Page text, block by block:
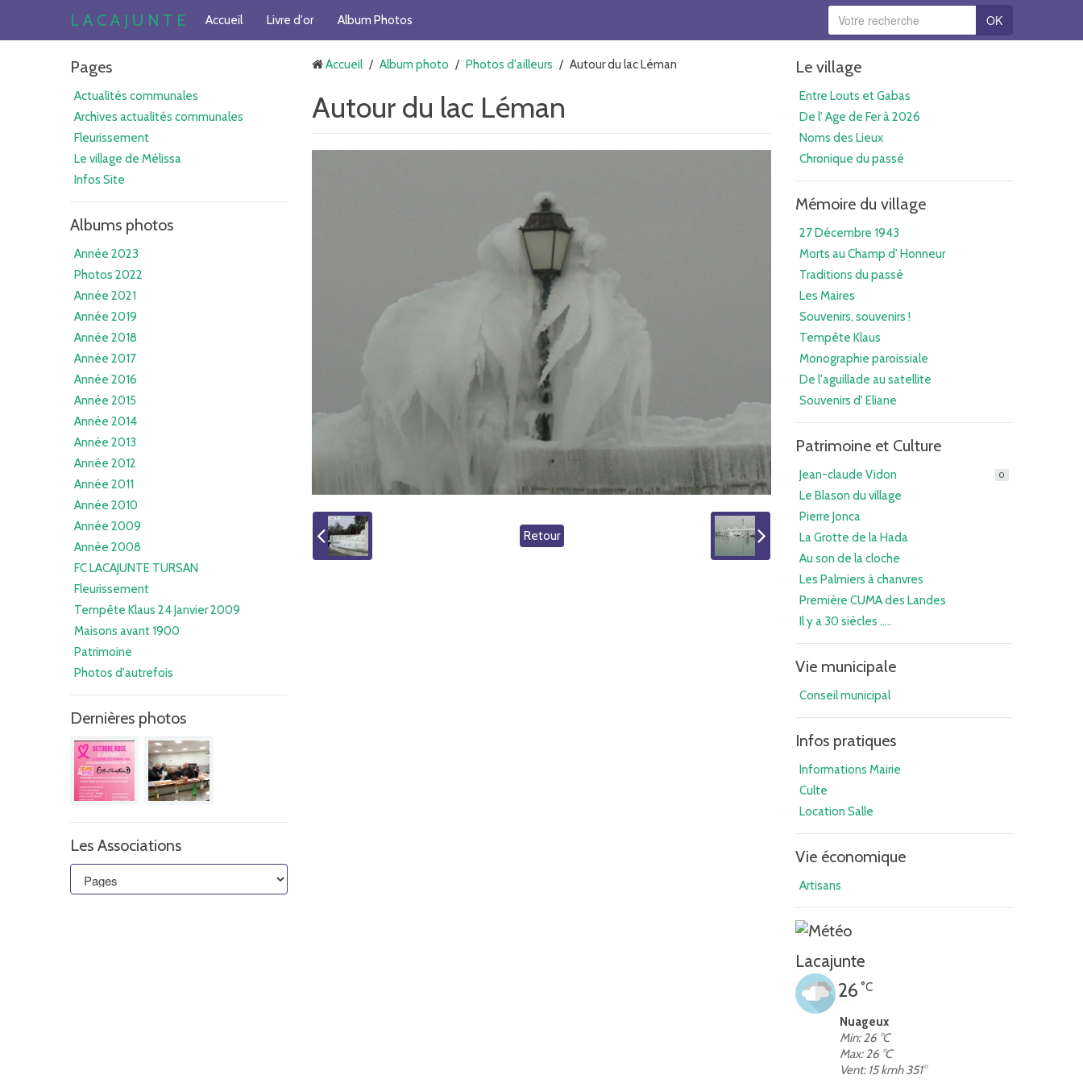
L A C A J U N T E Accueil Livre d'or Album Photos OK
Pages
Actualités communales
Archives actualités communales
Fleurissement
Le village de Mélissa
Infos Site
Albums photos
Année 2023
Photos 2022
Année 2021
Année 2019
Année 2018
Année 2017
Année 2016
Année 2015
Année 2014
Année 2013
Année 2012
Année 2011
Année 2010
Année 2009
Année 2008
FC LACAJUNTE TURSAN
Fleurissement
Tempête Klaus 24 Janvier 2009
Maisons avant 1900
Patrimoine
Photos d'autrefois
Dernières photos
Les Associations
Accueil / Album photo / Photos d'ailleurs / Autour du lac Léman
Autour du lac Léman
Retour
Le village
Entre Louts et Gabas
De l' Age de Fer à 2026
Noms des Lieux
Chronique du passé
Mémoire du village
27 Décembre 1943
Morts au Champ d' Honneur
Traditions du passé
Les Maires
Souvenirs, souvenirs !
Tempête Klaus
Monographie paroissiale
De l'aguillade au satellite
Souvenirs d' Eliane
Patrimoine et Culture
Jean-claude Vidon 0
Le Blason du village
Pierre Jonca
La Grotte de la Hada
Au son de la cloche
Les Palmiers à chanvres
Première CUMA des Landes
Il y a 30 siècles .....
Vie municipale
Conseil municipal
Infos pratiques
Informations Mairie
Culte
Location Salle
Vie économique
Artisans
Lacajunte
26 °C
Nuageux
Min: 26 °C
Max: 26 °C
Vent: 15 kmh 351°